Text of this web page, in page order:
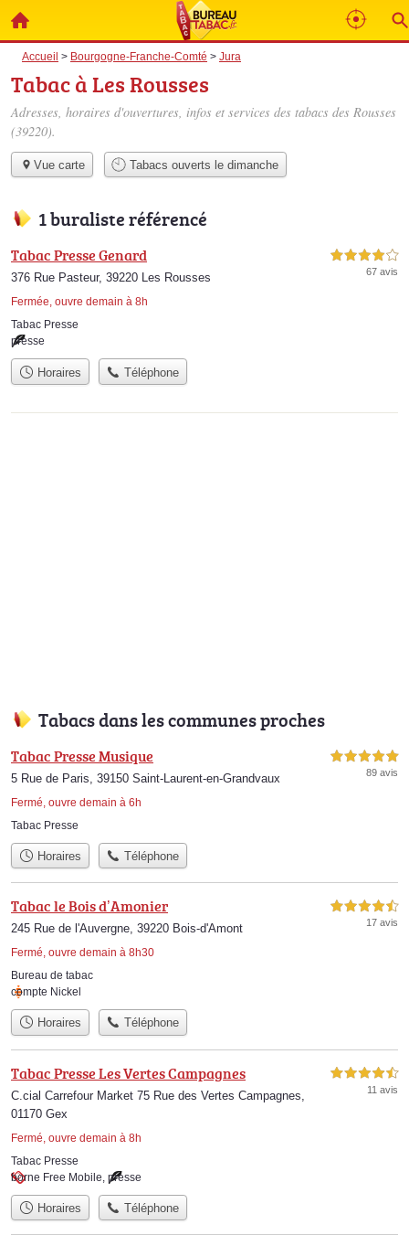
Accueil > Bourgogne-Franche-Comté > Jura
Tabac à Les Rousses
Adresses, horaires d'ouvertures, infos et services des tabacs des Rousses
(39220).
Vue carte Tabacs ouverts le dimanche
1 buraliste référencé
Tabac Presse Genard
376 Rue Pasteur, 39220 Les Rousses
Fermée, ouvre demain à 8h
4,0 étoiles sur 5
67 avis
Tabac Presse
presse
Horaires Téléphone
Tabacs dans les communes proches
Tabac Presse Musique
5 Rue de Paris, 39150 Saint-Laurent-en-Grandvaux
Fermé, ouvre demain à 6h
5,0 étoiles sur 5
89 avis
Tabac Presse
Horaires Téléphone
Tabac le Bois d’Amonier
245 Rue de l'Auvergne, 39220 Bois-d'Amont
Fermé, ouvre demain à 8h30
4,5 étoiles sur 5
17 avis
Bureau de tabac
compte Nickel
Horaires Téléphone
Tabac Presse Les Vertes Campagnes
C.cial Carrefour Market 75 Rue des Vertes Campagnes,
01170 Gex
Fermé, ouvre demain à 8h
4,5 étoiles sur 5
11 avis
Tabac Presse
borne Free Mobile presse
Horaires Téléphone